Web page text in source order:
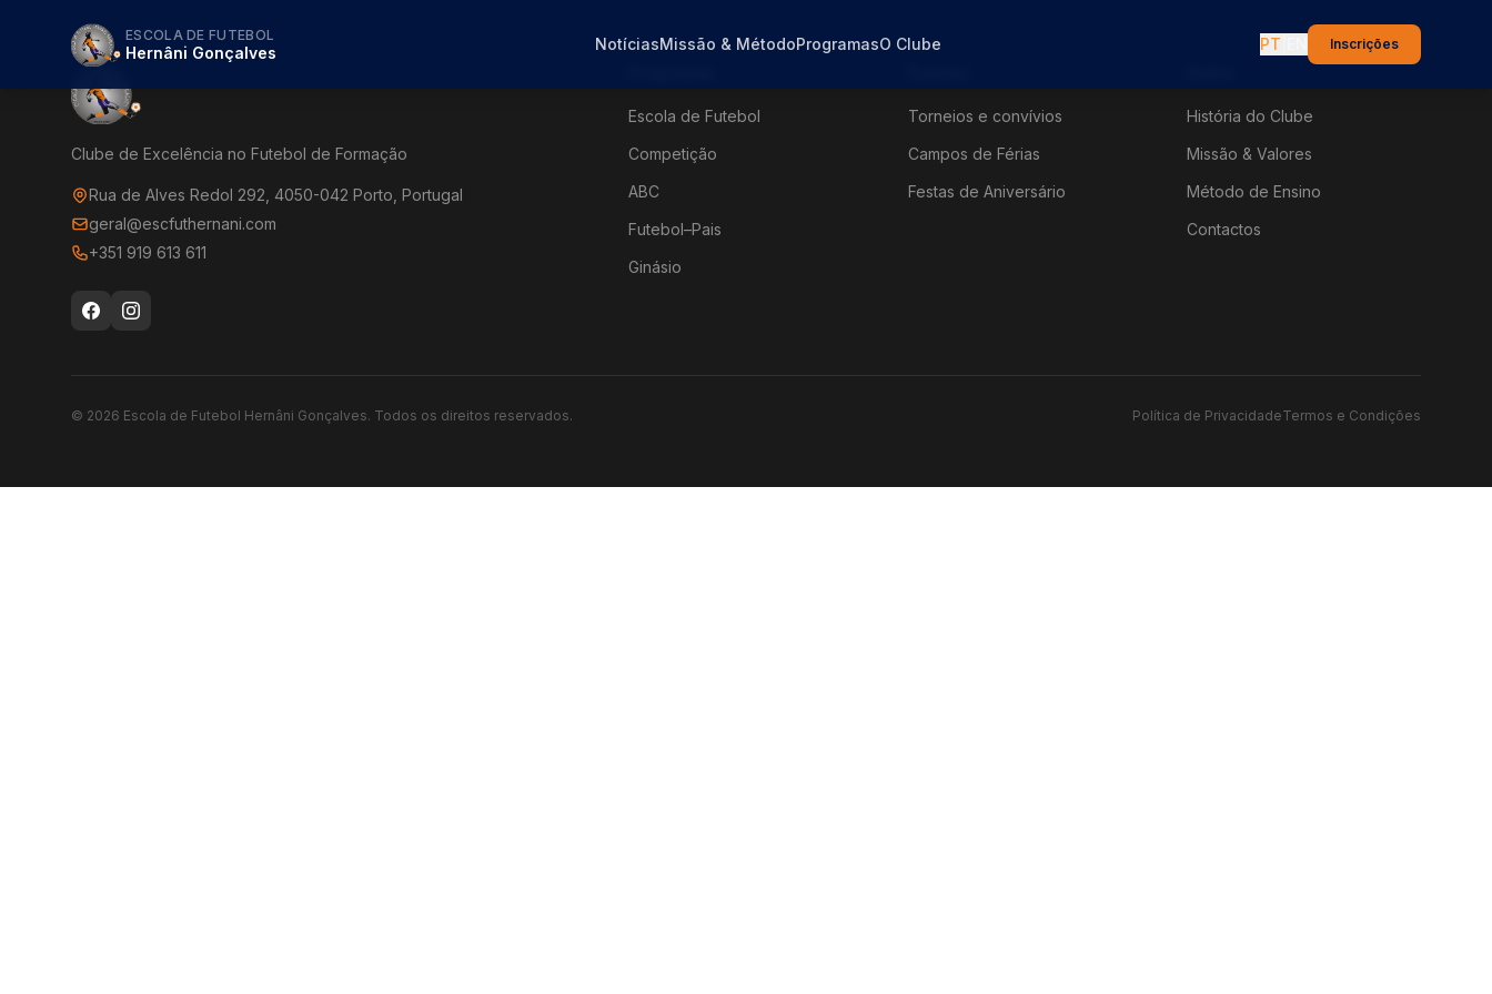
ESCOLA DE FUTEBOL
Hernâni Gonçalves NotíciasMissão & MétodoProgramasO Clube PT Inscrições
Clube de Excelência no Futebol de Formação
Rua de Alves Redol 292, 4050-042 Porto, Portugal
geral@escfuthernani.com
+351 919 613 611
Escola de Futebol
Competição
ABC
Futebol–Pais
Ginásio
Torneios e convívios
Campos de Férias
Festas de Aniversário
História do Clube
Missão & Valores
Método de Ensino
Contactos
© 2026 Escola de Futebol Hernâni Gonçalves. Todos os direitos reservados. Política de PrivacidadeTermos e Condições